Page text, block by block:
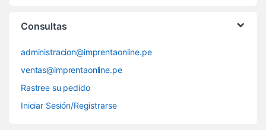
Consultas
administracion@imprentaonline.pe
ventas@imprentaonline.pe
Rastree su pedido
Iniciar Sesión/Registrarse